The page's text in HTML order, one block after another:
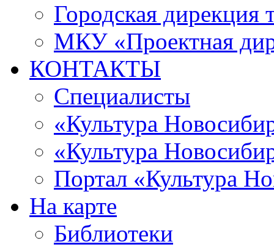
Городская дирекция
МКУ «Проектная
КОНТАКТЫ
Специалисты
«Культура
«Культура
Портал «Культура
На карте
Библиотеки